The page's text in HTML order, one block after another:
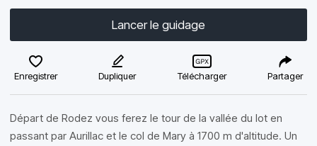
Lancer le guidage
Enregistrer Dupliquer Télécharger Partager
Départ de Rodez vous ferez le tour de la vallée du lot en
passant par Aurillac et le col de Mary à 1700 m d'altitude. Un